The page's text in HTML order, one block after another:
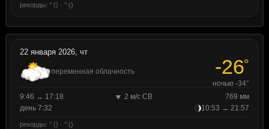
рекорды: ° () · ° ()
22 января 2026, чт
переменная облачность -26°
ночью -34°
9:46 → 17:18
2 м/с СВ
769 мм
день 7:32
10:53 → 21:57
рекорды: ° () · ° ()